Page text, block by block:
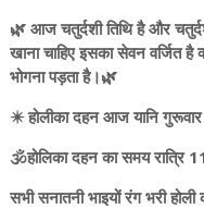
🌿 आज चतुर्दशी तिथि है और
खाना चाहिए इसका सेवन वर्जित
भोगना पड़ता है।🌿
✴️ होलीका दहन आज यानि
🕉️होलिका दहन का समय
सभी सनातनी भाइयों रंग भरी होली